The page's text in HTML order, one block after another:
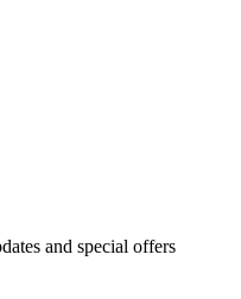
and special offers